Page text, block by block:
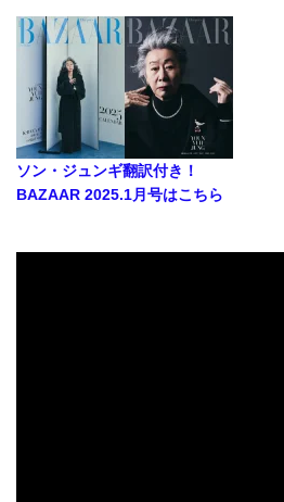
ソン・ジュンギ翻訳付き！
BAZAAR 2025.1月号はこちら